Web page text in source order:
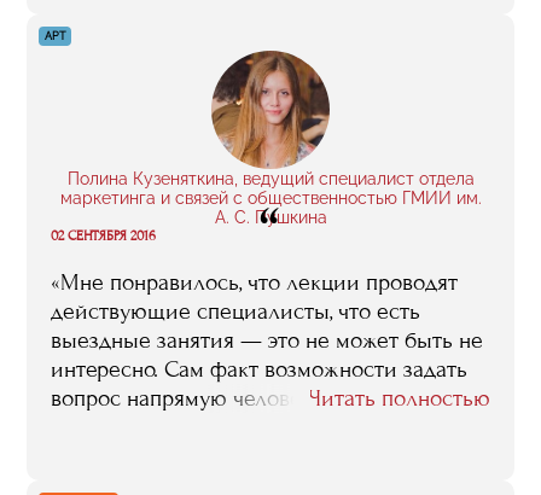
говорить, что за год я досконально изучил
все нюансы запуска интернет-проекта.
Но я точно могу сказать, что обучение
стало толчком в верном направлении.
Я стал лучше ориентироваться в этой
сфере: понял, как продвигать свои сервисы,
как работать с подрядчиками, как создавать
эффективную рекламу».
АРТ
Полина Кузеняткина, ведущий специалист отдела
маркетинга и связей с общественностью ГМИИ им.
А. С. Пушкина
“
02 СЕНТЯБРЯ 2016
«Мне понравилось, что лекции проводят
действующие специалисты, что есть
выездные занятия — это не может быть не
интересно. Сам факт возможности задать
вопрос напрямую человеку из индустрии
Читать полностью